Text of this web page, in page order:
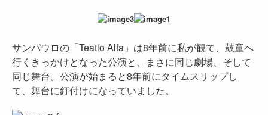
サンパウロの「Teatlo Alfa」は8年前に私が観て、鼓童へ
行くきっかけとなった公演と、まさに同じ劇場、そして
同じ舞台。公演が始まると8年前にタイムスリップし
て、舞台に釘付けになっていました。